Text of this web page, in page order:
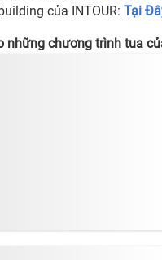
của INTOUR: Tại
những chương trình tua